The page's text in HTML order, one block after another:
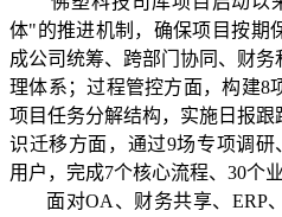
体"的推进机制，确保项目按期
成公司统筹、跨部门协同、财
理体系；过程管控方面，构建8
项目任务分解结构，实施日报
识迁移方面，通过9场专项调
用户，完成7个核心流程、30个
面对OA、财务共享、ERP